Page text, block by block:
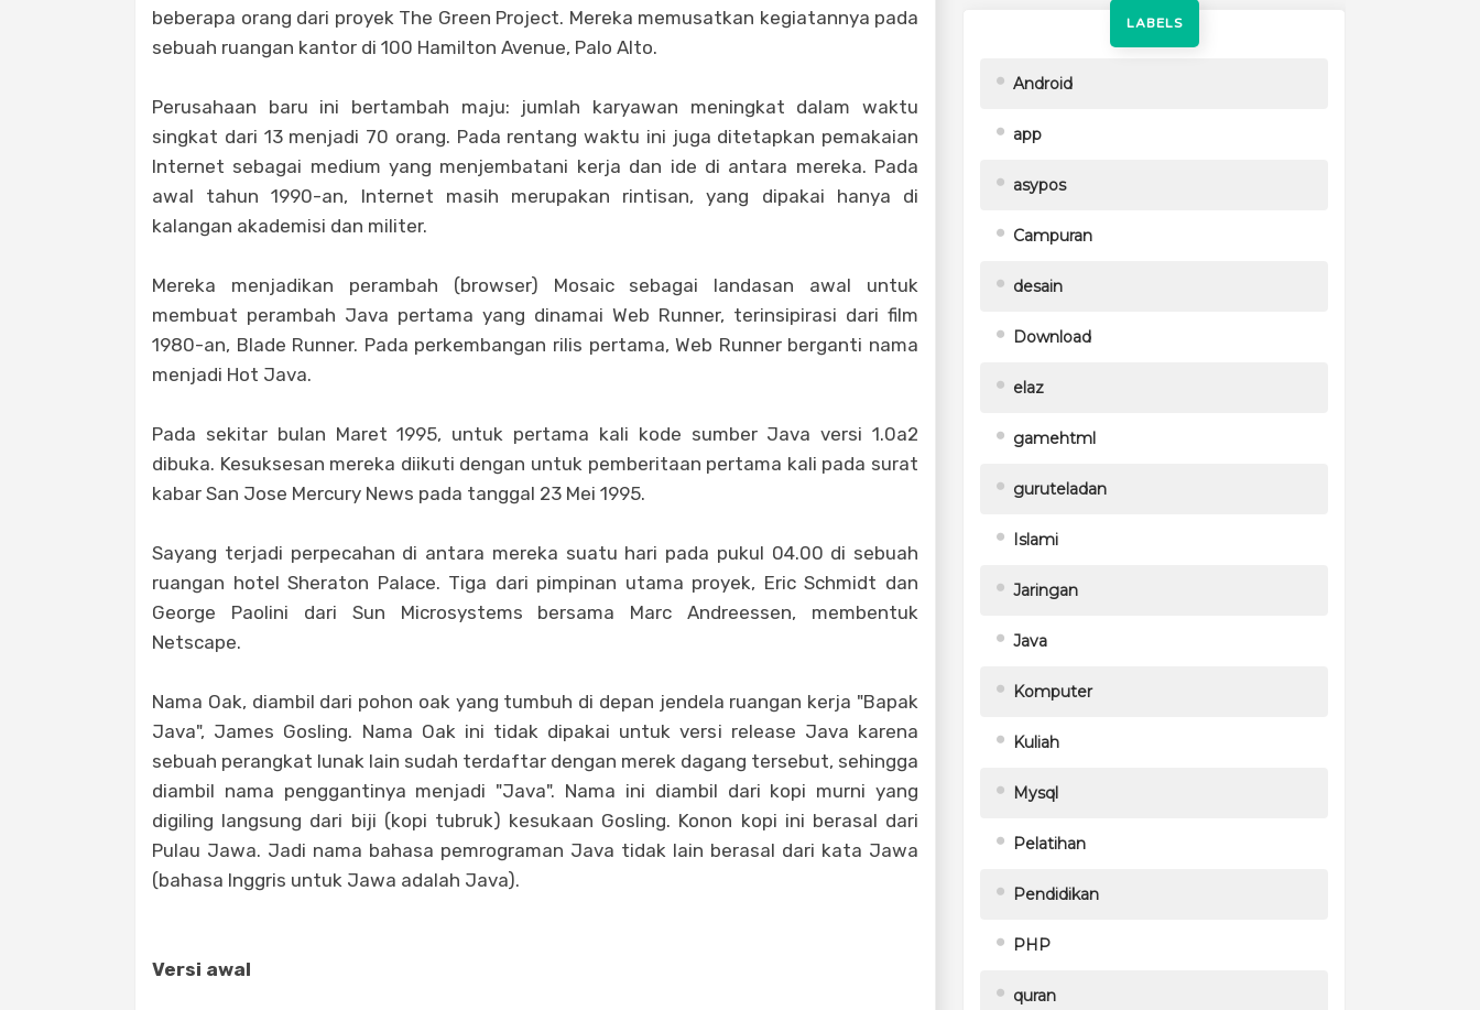
beberapa orang dari proyek The Green Project. Mereka memusatkan kegiatannya pada
sebuah ruangan kantor di 100 Hamilton Avenue, Palo Alto.
Perusahaan baru ini bertambah maju: jumlah karyawan meningkat dalam waktu
singkat dari 13 menjadi 70 orang. Pada rentang waktu ini juga ditetapkan pemakaian
Internet sebagai medium yang menjembatani kerja dan ide di antara mereka. Pada
awal tahun 1990-an, Internet masih merupakan rintisan, yang dipakai hanya di
kalangan akademisi dan militer.
Mereka menjadikan perambah (browser) Mosaic sebagai landasan awal untuk
membuat perambah Java pertama yang dinamai Web Runner, terinsipirasi dari film
1980-an, Blade Runner. Pada perkembangan rilis pertama, Web Runner berganti nama
menjadi Hot Java.
Pada sekitar bulan Maret 1995, untuk pertama kali kode sumber Java versi 1.0a2
dibuka. Kesuksesan mereka diikuti dengan untuk pemberitaan pertama kali pada surat
kabar San Jose Mercury News pada tanggal 23 Mei 1995.
Sayang terjadi perpecahan di antara mereka suatu hari pada pukul 04.00 di sebuah
ruangan hotel Sheraton Palace. Tiga dari pimpinan utama proyek, Eric Schmidt dan
George Paolini dari Sun Microsystems bersama Marc Andreessen, membentuk
Netscape.
Nama Oak, diambil dari pohon oak yang tumbuh di depan jendela ruangan kerja "Bapak
Java", James Gosling. Nama Oak ini tidak dipakai untuk versi release Java karena
sebuah perangkat lunak lain sudah terdaftar dengan merek dagang tersebut, sehingga
diambil nama penggantinya menjadi "Java". Nama ini diambil dari kopi murni yang
digiling langsung dari biji (kopi tubruk) kesukaan Gosling. Konon kopi ini berasal dari
Pulau Jawa. Jadi nama bahasa pemrograman Java tidak lain berasal dari kata Jawa
(bahasa Inggris untuk Jawa adalah Java).
Versi awal
LABELS
Android
app
asypos
Campuran
desain
Download
elaz
gamehtml
guruteladan
Islami
Jaringan
Java
Komputer
Kuliah
Mysql
Pelatihan
Pendidikan
PHP
quran